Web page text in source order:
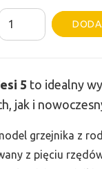
5 to idealny
jak i
grzejnika z
z pięciu